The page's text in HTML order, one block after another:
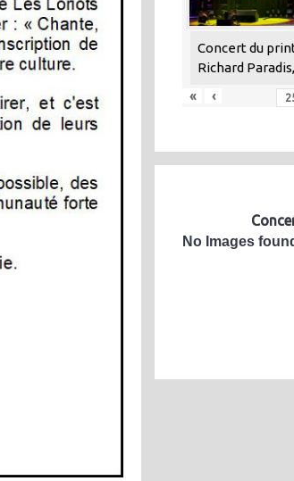
Concert du
Richard
«
‹
No Images